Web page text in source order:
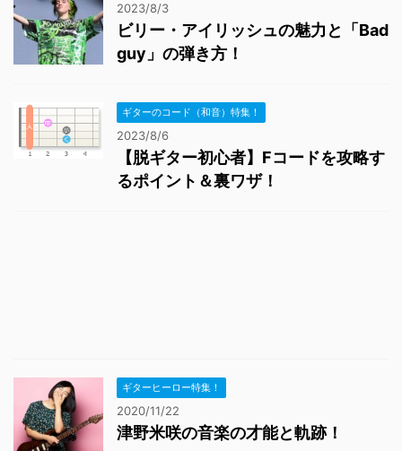
2023/8/3
ビリー・アイリッシュの魅力と「Bad
guy」の弾き方！
ギターのコード（和音）特集！
2023/8/6
【脱ギター初心者】Fコードを攻略す
るポイント＆裏ワザ！
ギターヒーロー特集！
2020/11/22
津野米咲の音楽の才能と軌跡！